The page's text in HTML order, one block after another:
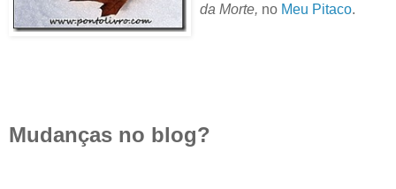
da Morte, no Meu Pitaco.
Mudanças no blog?